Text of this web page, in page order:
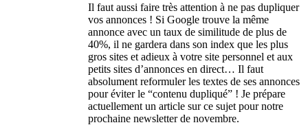
Il faut aussi faire très attention à ne pas dupliquer
vos annonces ! Si Google trouve la même
annonce avec un taux de similitude de plus de
40%, il ne gardera dans son index que les plus
gros sites et adieux à votre site personnel et aux
petits sites d’annonces en direct… Il faut
absolument reformuler les textes de ses annonces
pour éviter le “contenu dupliqué” ! Je prépare
actuellement un article sur ce sujet pour notre
prochaine newsletter de novembre.